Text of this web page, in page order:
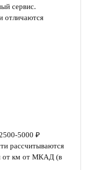
сервис.
отличаются
5000 ₽
рассчитываются
от км от МКАД (в